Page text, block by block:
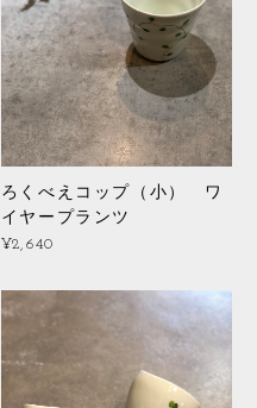
ろくべえコップ（小） ワ
イヤープランツ
¥2,640